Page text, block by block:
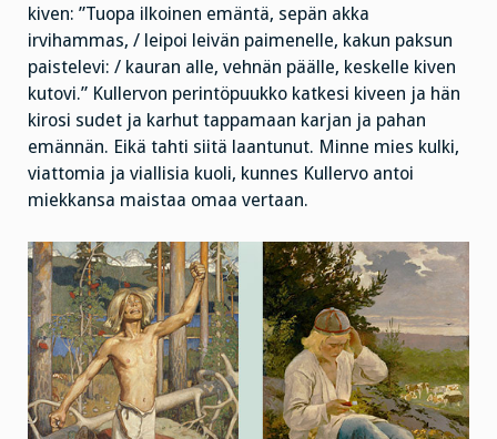
kiven: ”Tuopa ilkoinen emäntä, sepän akka
irvihammas, / leipoi leivän paimenelle, kakun paksun
paistelevi: / kauran alle, vehnän päälle, keskelle kiven
kutovi.” Kullervon perintöpuukko katkesi kiveen ja hän
kirosi sudet ja karhut tappamaan karjan ja pahan
emännän. Eikä tahti siitä laantunut. Minne mies kulki,
viattomia ja viallisia kuoli, kunnes Kullervo antoi
miekkansa maistaa omaa vertaan.